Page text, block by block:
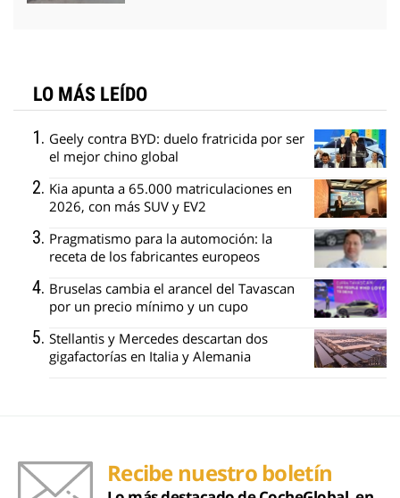
LO MÁS LEÍDO
Geely contra BYD: duelo fratricida por ser
el mejor chino global
Kia apunta a 65.000 matriculaciones en
2026, con más SUV y EV2
Pragmatismo para la automoción: la
receta de los fabricantes europeos
Bruselas cambia el arancel del Tavascan
por un precio mínimo y un cupo
Stellantis y Mercedes descartan dos
gigafactorías en Italia y Alemania
Recibe nuestro boletín